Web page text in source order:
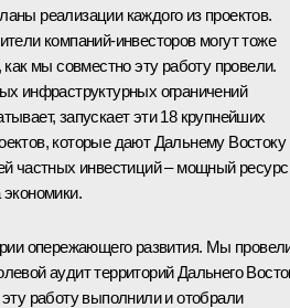
реализации каждого из проектов.
компаний-инвесторов могут тоже
как мы совместно эту работу провели.
инфраструктурных ограничений
запускает эти 18 крупнейших
которые дают Дальнему Востоку
частных инвестиций – мощный ресурс
опережающего развития. Мы
аудит территорий Дальнего
работу выполнили и отобрали